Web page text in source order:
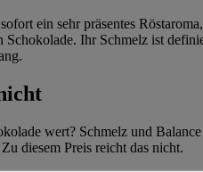
ein sehr präsentes
Schokolade. Ihr Schmelz ist
wert? Schmelz und
diesem Preis reicht das nicht.